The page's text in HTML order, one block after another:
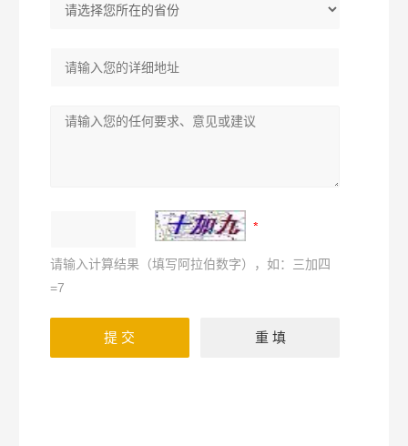
请输入计算结果（填写阿拉伯数字），如：三加四
=7